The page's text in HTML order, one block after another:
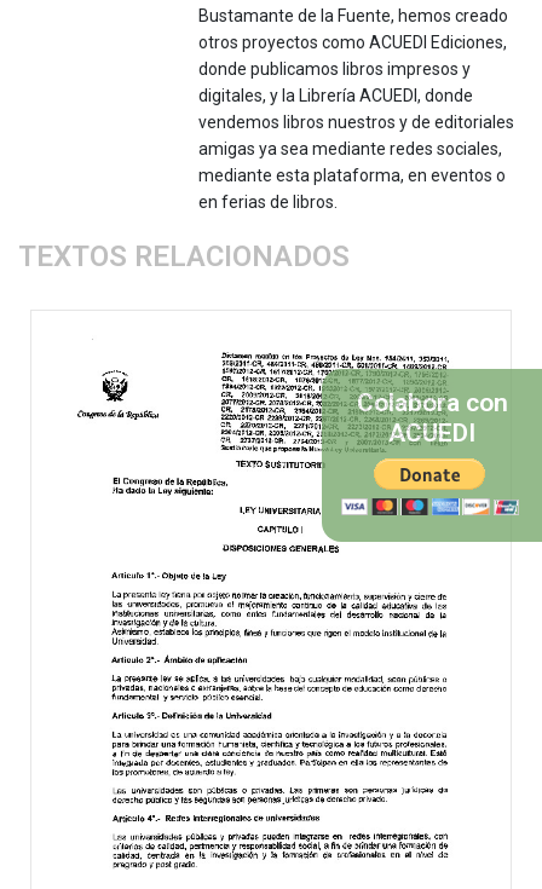
Bustamante de la Fuente, hemos creado
otros proyectos como ACUEDI Ediciones,
donde publicamos libros impresos y
digitales, y la Librería ACUEDI, donde
vendemos libros nuestros y de editoriales
amigas ya sea mediante redes sociales,
mediante esta plataforma, en eventos o
en ferias de libros.
TEXTOS RELACIONADOS
Colabora con
ACUEDI